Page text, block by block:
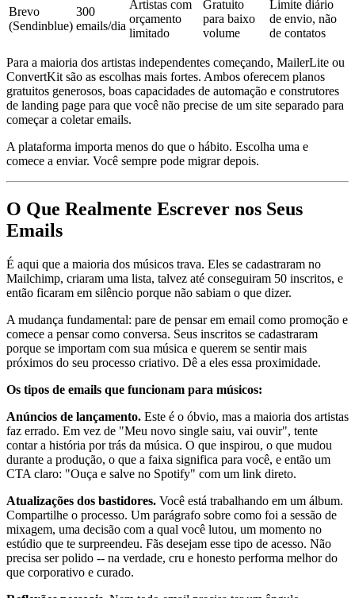
Brevo
(Sendinblue)
300
emails/dia
Artistas com
orçamento
limitado
Gratuito
para baixo
volume
Limite diário
de envio, não
de contatos
Para a maioria dos artistas independentes começando, MailerLite ou
ConvertKit são as escolhas mais fortes. Ambos oferecem planos
gratuitos generosos, boas capacidades de automação e construtores
de landing page para que você não precise de um site separado para
começar a coletar emails.
A plataforma importa menos do que o hábito. Escolha uma e
comece a enviar. Você sempre pode migrar depois.
O Que Realmente Escrever nos Seus
Emails
É aqui que a maioria dos músicos trava. Eles se cadastraram no
Mailchimp, criaram uma lista, talvez até conseguiram 50 inscritos, e
então ficaram em silêncio porque não sabiam o que dizer.
A mudança fundamental: pare de pensar em email como promoção e
comece a pensar como conversa. Seus inscritos se cadastraram
porque se importam com sua música e querem se sentir mais
próximos do seu processo criativo. Dê a eles essa proximidade.
Os tipos de emails que funcionam para músicos:
Anúncios de lançamento. Este é o óbvio, mas a maioria dos artistas
faz errado. Em vez de "Meu novo single saiu, vai ouvir", tente
contar a história por trás da música. O que inspirou, o que mudou
durante a produção, o que a faixa significa para você, e então um
CTA claro: "Ouça e salve no Spotify" com um link direto.
Atualizações dos bastidores. Você está trabalhando em um álbum.
Compartilhe o processo. Um parágrafo sobre como foi a sessão de
mixagem, uma decisão com a qual você lutou, um momento no
estúdio que te surpreendeu. Fãs desejam esse tipo de acesso. Não
precisa ser polido -- na verdade, cru e honesto performa melhor do
que corporativo e curado.